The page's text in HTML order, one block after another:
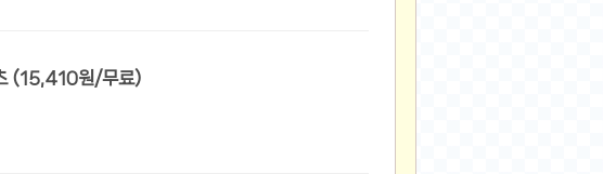
[롯데온] 헤이븐 투버튼 하이웨스트 세미 보이핏 9부 데님 팬츠 (15,410원/무료)